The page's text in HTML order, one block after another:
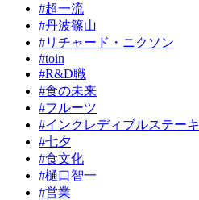
#超一流
#丹波篠山
#リチャード・ニクソン
#toin
#R&D職
#食の未来
#フルーツ
#インクレディブルステーキ
#七夕
#食文化
#樋口智一
#営業